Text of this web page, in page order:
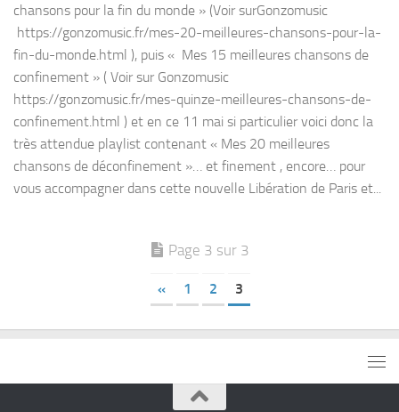
chansons pour la fin du monde » (Voir surGonzomusic
https://gonzomusic.fr/mes-20-meilleures-chansons-pour-la-
fin-du-monde.html ), puis « Mes 15 meilleures chansons de
confinement » ( Voir sur Gonzomusic
https://gonzomusic.fr/mes-quinze-meilleures-chansons-de-
confinement.html ) et en ce 11 mai si particulier voici donc la
très attendue playlist contenant « Mes 20 meilleures
chansons de déconfinement »… et finement , encore… pour
vous accompagner dans cette nouvelle Libération de Paris et...
Page 3 sur 3
« 1 2 3